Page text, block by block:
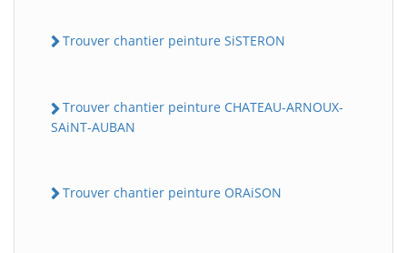
Trouver chantier peinture SiSTERON
Trouver chantier peinture CHATEAU-ARNOUX-
SAiNT-AUBAN
Trouver chantier peinture ORAiSON